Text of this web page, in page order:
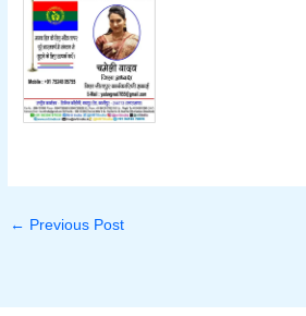
← Previous Post